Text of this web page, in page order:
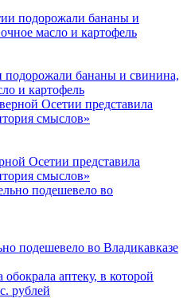
бананы и свинина,
и картофель
Осетии представила
смыслов»
подешевело во Владикавказе